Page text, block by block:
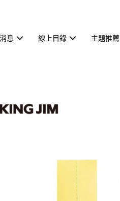
息 線上目錄 主題推薦